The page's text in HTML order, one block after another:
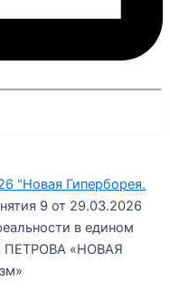
"Новая Гиперборея.
9 от 29.03.2026
в едином
ПЕТРОВА «НОВАЯ